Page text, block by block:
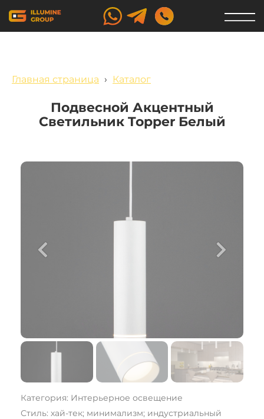
Главная страница › Каталог
Подвесной Акцентный
Светильник Topper Белый
Категория: Интерьерное освещение
Стиль: хай-тек; минимализм; индустриальный